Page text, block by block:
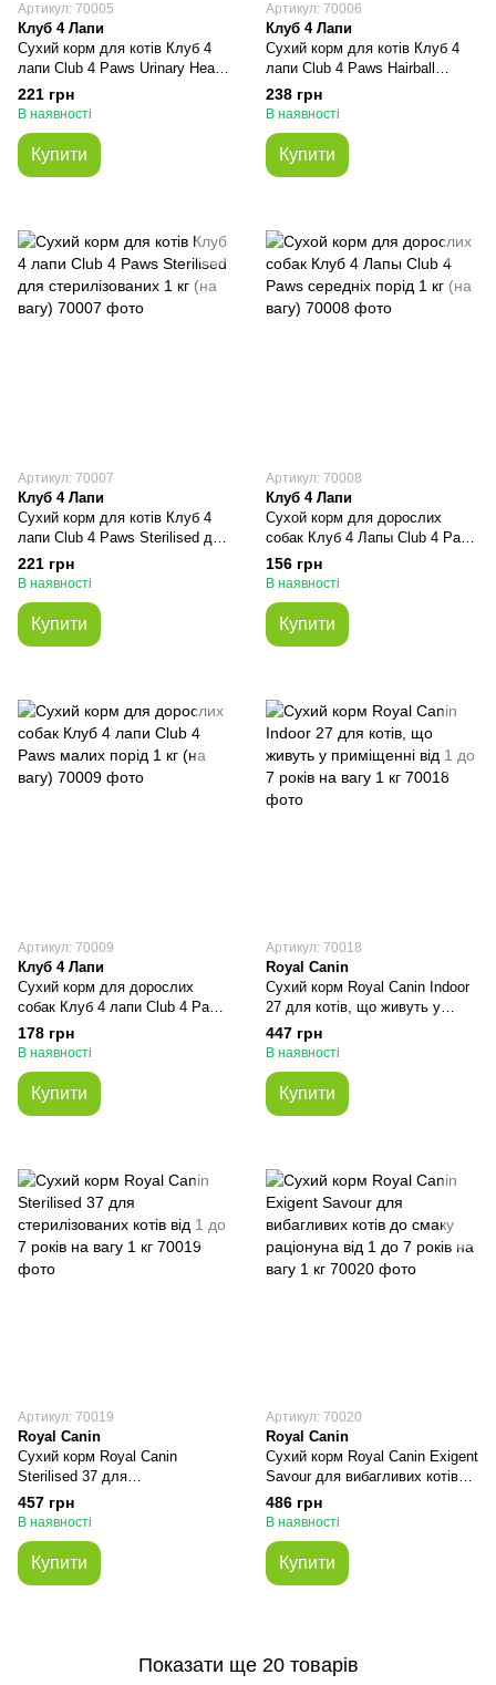
Артикул: 70005
Клуб 4 Лапи
Сухий корм для котів Клуб 4
лапи Club 4 Paws Urinary Health
для підтримки здоров'я
сечовивідної системи 1 кг (на
221 грн
В наявності
Купити
Артикул: 70006
Клуб 4 Лапи
Сухий корм для котів Клуб 4
лапи Club 4 Paws Hairball
Control з ефектом виведення
шерсті 1 кг (на вагу)
238 грн
В наявності
Купити
Артикул: 70007
Клуб 4 Лапи
Сухий корм для котів Клуб 4
лапи Club 4 Paws Sterilised для
стерилізованих 1 кг (на вагу)
221 грн
В наявності
Купити
Артикул: 70008
Клуб 4 Лапи
Сухой корм для дорослих
собак Клуб 4 Лапы Club 4 Paws
середніх порід 1 кг (на вагу)
156 грн
В наявності
Купити
Артикул: 70009
Клуб 4 Лапи
Сухий корм для дорослих
собак Клуб 4 лапи Club 4 Paws
малих порід 1 кг (на вагу)
178 грн
В наявності
Купити
Артикул: 70018
Royal Canin
Сухий корм Royal Canin Indoor
27 для котів, що живуть у
приміщенні від 1 до 7 років на
вагу 1 кг
447 грн
В наявності
Купити
Артикул: 70019
Royal Canin
Сухий корм Royal Canin
Sterilised 37 для
стерилізованих котів від 1 до 7
років на вагу 1 кг
457 грн
В наявності
Купити
Артикул: 70020
Royal Canin
Сухий корм Royal Canin Exigent
Savour для вибагливих котів
до смаку раціонуна від 1 до 7
років на вагу 1 кг
486 грн
В наявності
Купити
Показати ще 20 товарів